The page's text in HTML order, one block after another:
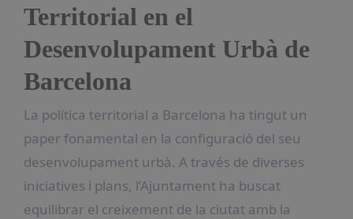
Territorial en el
Desenvolupament Urbà de
Barcelona
La política territorial a Barcelona ha tingut un
paper fonamental en la configuració del seu
desenvolupament urbà. A través de diverses
iniciatives i plans, l’Ajuntament ha buscat
equilibrar el creixement de la ciutat amb la